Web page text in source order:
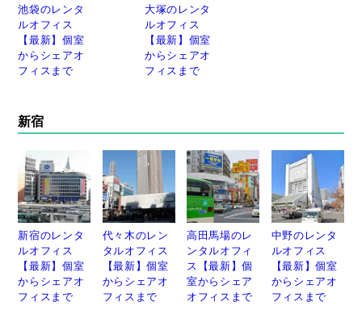
池袋のレンタ
ルオフィス
【最新】個室
からシェアオ
フィスまで
大塚のレンタ
ルオフィス
【最新】個室
からシェアオ
フィスまで
新宿
新宿のレンタ
ルオフィス
【最新】個室
からシェアオ
フィスまで
代々木のレン
タルオフィス
【最新】個室
からシェアオ
フィスまで
高田馬場のレ
ンタルオフィ
ス【最新】個
室からシェア
オフィスまで
中野のレンタ
ルオフィス
【最新】個室
からシェアオ
フィスまで